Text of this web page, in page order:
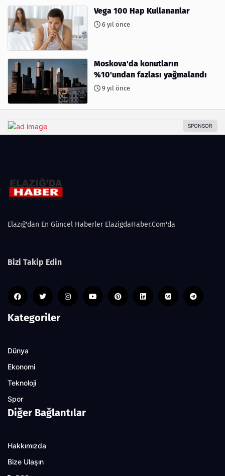
Vega 100 Hap Kullananlar
6 yıl önce
Moskova'da konutların
%10'undan fazlası yağmalandı
9 yıl önce
Elazığ'dan En Güncel Haberler ElazigdaHaber.Com'da
Bizi Takip Edin
Kategoriler
Dünya
Ekonomi
Teknoloji
Spor
Diğer Bağlantılar
Hakkımızda
Bize Ulaşın